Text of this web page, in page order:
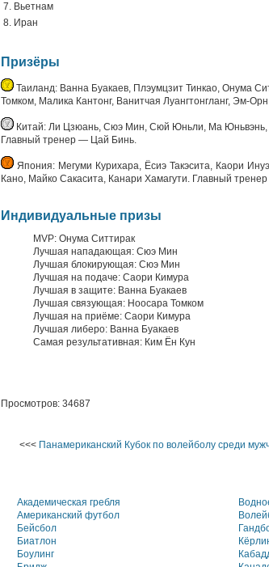
7. Вьетнам
8. Иран
Призёры
Таиланд: Ванна Буакаев, Плэумцзит Тинкао, Онума
Томком, Малика Кантонг, Ванитчая Луангтонгланг, Эм-
Китай: Ли Цзюань, Сюэ Мин, Сюй Юньли, Ма
Главный тренер — Цай Бинь.
Япония: Мегуми Курихара, Ёсиэ Такэсита, Каори
Кано, Майко Сакасита, Канари Хамагути. Главный
Индивидуальные призы
MVP: Онума Ситтирак
Лучшая нападающая: Сюэ Мин
Лучшая блокирующая: Сюэ Мин
Лучшая на подаче: Саори Кимура
Лучшая в защите: Ванна Буакаев
Лучшая связующая: Ноосара Томком
Лучшая на приёме: Саори Кимура
Лучшая либеро: Ванна Буакаев
Самая результативная: Ким Ён Кун
Просмотров: 34687
<<< Панамериканский Кубок по волейболу среди
Академическая гребля
Американский футбол
Бейсбол
Биатлон
Боулинг